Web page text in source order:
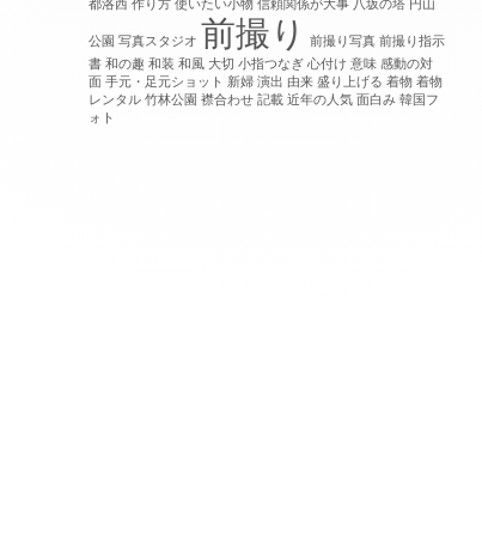
都洛西 作り方 使いたい小物 信頼関係が大事 八坂の塔 円山
公園 写真スタジオ 前撮り 前撮り写真 前撮り指示
書 和の趣 和装 和風 大切 小指つなぎ 心付け 意味 感動の対
面 手元・足元ショット 新婦 演出 由来 盛り上げる 着物 着物
レンタル 竹林公園 襟合わせ 記載 近年の人気 面白み 韓国フ
ォト